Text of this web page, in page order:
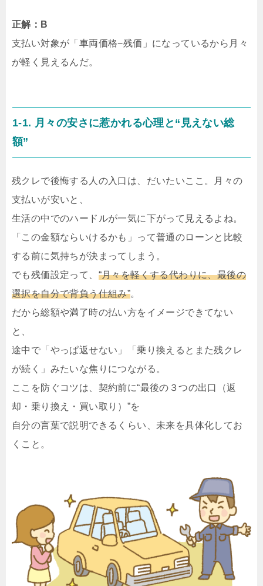
正解：B
支払い対象が「車両価格−残価」になっているから月々
が軽く見えるんだ。
1-1. 月々の安さに惹かれる心理と“見えない総
額”
残クレで後悔する人の入口は、だいたいここ。月々の
支払いが安いと、
生活の中でのハードルが一気に下がって見えるよね。
「この金額ならいけるかも」って普通のローンと比較
する前に気持ちが決まってしまう。
でも残価設定って、 “月々を軽くする代わりに、最後の
選択を自分で背負う仕組み”。
だから総額や満了時の払い方をイメージできてない
と、
途中で「やっぱ返せない」「乗り換えるとまた残クレ
が続く」みたいな焦りにつながる。
ここを防ぐコツは、契約前に“最後の３つの出口（返
却・乗り換え・買い取り）”を
自分の言葉で説明できるくらい、未来を具体化してお
くこと。